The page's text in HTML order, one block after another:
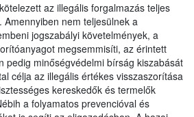
az illegális forgalmazás teljes
Amennyiben nem teljesülnek a
jogszabályi követelmények, a
megsemmisíti, az érintett
pedig minőségvédelmi bírság kiszabását
célja az illegális értékes visszaszorítása
kereskedők és termelők
a folyamatos prevencióval és